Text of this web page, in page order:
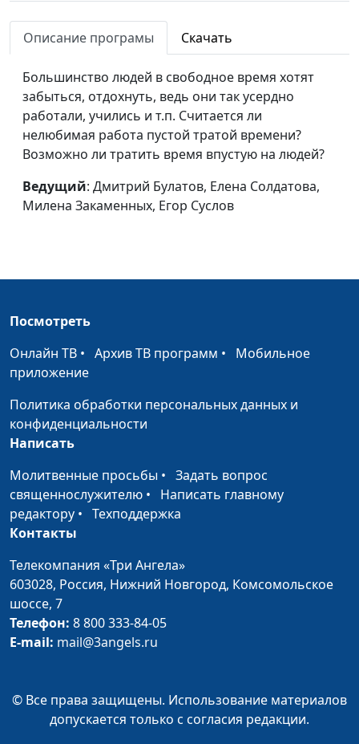
Сила страха
Дмитрий Булатов, Елена
Солдатова, Милена
Закаменных, Егор Суслов
Доверяй, но
проверяй
Дмитрий Булатов,
Наталья Булатова,
Виктория Булатова,
Даниил Егоров
Виртуальное
общение
Дмитрий Булатов,
Наталья Булатова,
Виктория Булатова,
Что такое критика и
как ее применять
Дмитрий Булатов,
Виктория Булатова,
Нужно ли высшее
образование?
Наталья Булатова,
Сергей Катаев, Елена
Солдатова
Мужские профессии
Наталья Булатова,
Сергей Катаев, Елена
Как жить проще?
Разочарование
Дмитрий Булатов,
Описание програмы Скачать
Большинство людей в свободное время хотят
забыться, отдохнуть, ведь они так усердно
работали, учились и т.п. Считается ли
нелюбимая работа пустой тратой времени?
Возможно ли тратить время впустую на людей?
Ведущий: Дмитрий Булатов, Елена Солдатова,
Милена Закаменных, Егор Суслов
Посмотреть
Онлайн ТВ • Архив ТВ программ • Мобильное
приложение
Политика обработки персональных данных и
конфиденциальности
Написать
Молитвенные просьбы • Задать вопрос
священнослужителю • Написать главному
редактору • Техподдержка
Контакты
Телекомпания «Три Ангела»
603028, Россия, Нижний Новгород, Комсомольское
шоссе, 7
Телефон: 8 800 333-84-05
E-mail: mail@3angels.ru
© Все права защищены. Использование материалов
допускается только с согласия редакции.